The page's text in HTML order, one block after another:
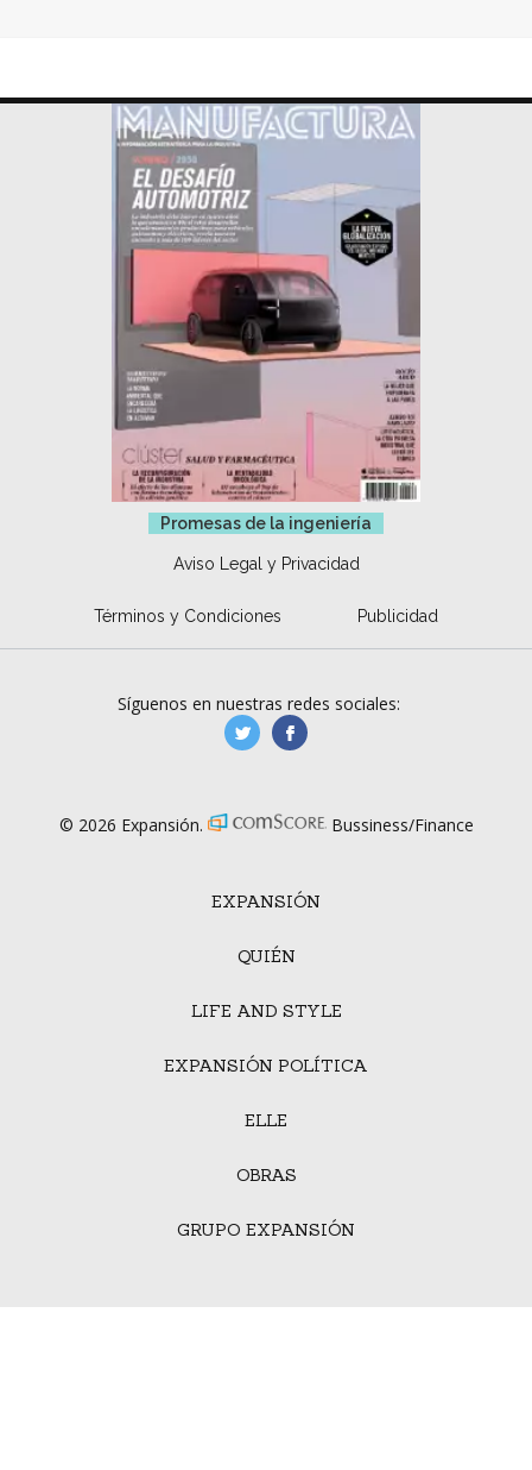
Promesas de la ingeniería
Aviso Legal y Privacidad
Términos y Condiciones Publicidad
EXPANSIÓN
QUIÉN
LIFE AND STYLE
EXPANSIÓN POLÍTICA
ELLE
OBRAS
GRUPO EXPANSIÓN
Síguenos en nuestras redes sociales:
manufacturaGE
© 2026 Expansión. Bussiness/Finance